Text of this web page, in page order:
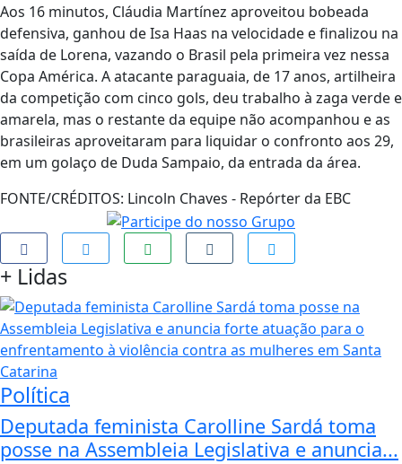
Aos 16 minutos, Cláudia Martínez aproveitou bobeada
defensiva, ganhou de Isa Haas na velocidade e finalizou na
saída de Lorena, vazando o Brasil pela primeira vez nessa
Copa América. A atacante paraguaia, de 17 anos, artilheira
da competição com cinco gols, deu trabalho à zaga verde e
amarela, mas o restante da equipe não acompanhou e as
brasileiras aproveitaram para liquidar o confronto aos 29,
em um golaço de Duda Sampaio, da entrada da área.
FONTE/CRÉDITOS: Lincoln Chaves - Repórter da EBC
+ Lidas
Política
Deputada feminista Carolline Sardá toma
posse na Assembleia Legislativa e anuncia...